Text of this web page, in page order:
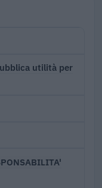
utilità per